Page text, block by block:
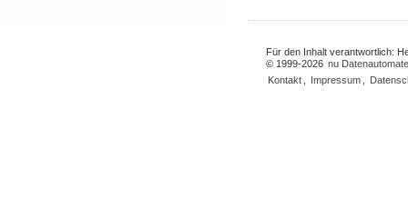
Für den Inhalt verantwortlich:
© 1999-2026 nu
Kontakt
Impressum